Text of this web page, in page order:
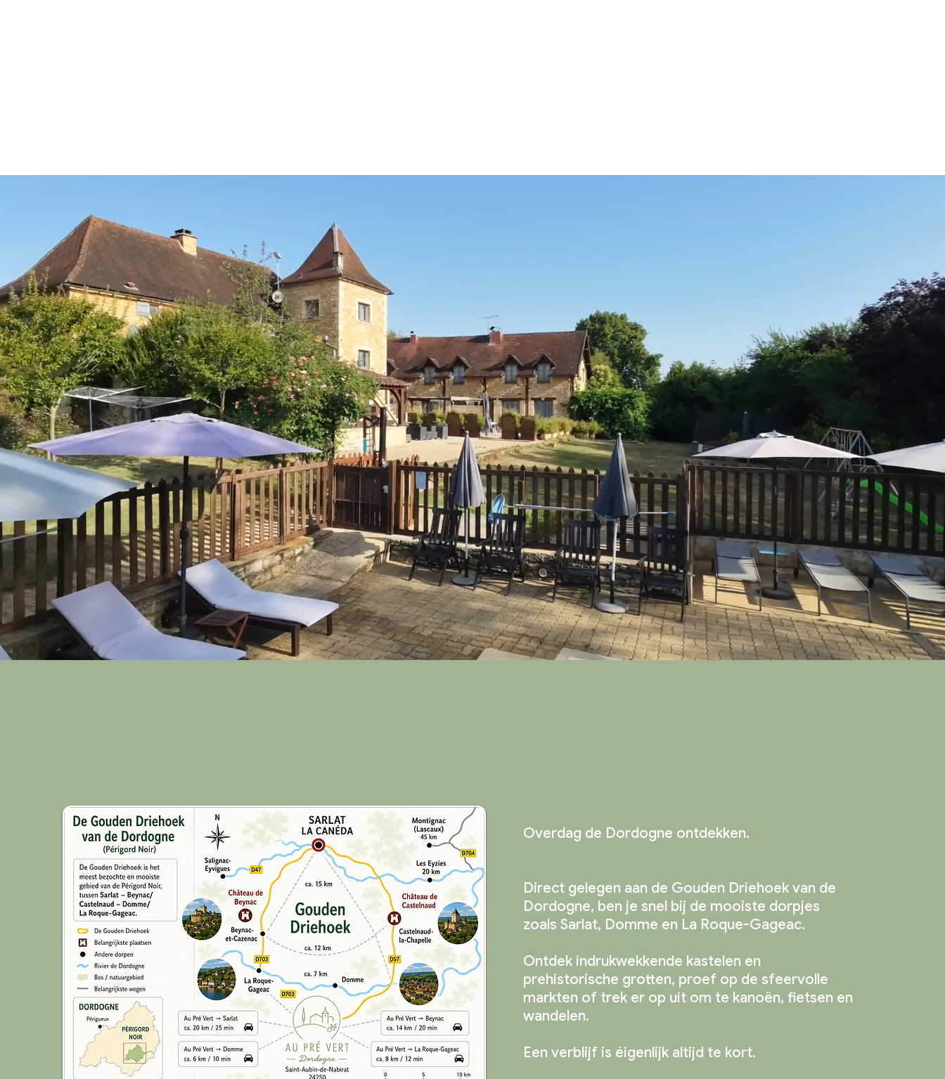
Overdag de Dordogne ontdekken.
Direct gelegen aan de Gouden Driehoek van de
Dordogne, ben je snel bij de mooiste dorpjes
zoals Sarlat, Domme en La Roque-Gageac.
Ontdek indrukwekkende kastelen en
prehistorische grotten, proef op de sfeervolle
markten of trek er op uit om te kanoën, fietsen en
wandelen.
Een verblijf is éigenlijk altijd te kort.